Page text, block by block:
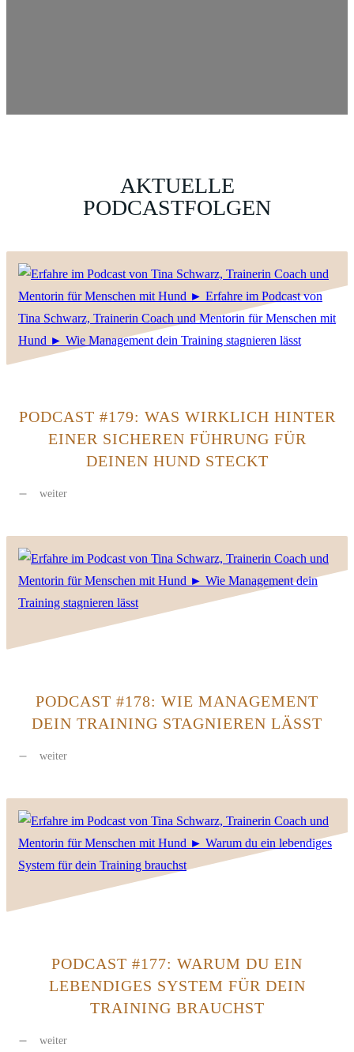
AKTUELLE
PODCASTFOLGEN
PODCAST #179: WAS WIRKLICH HINTER
EINER SICHEREN FÜHRUNG FÜR
DEINEN HUND STECKT
weiter
PODCAST #178: WIE MANAGEMENT
DEIN TRAINING STAGNIEREN LÄSST
weiter
PODCAST #177: WARUM DU EIN
LEBENDIGES SYSTEM FÜR DEIN
TRAINING BRAUCHST
weiter